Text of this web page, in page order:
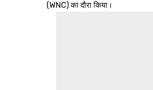
(WNC) का दौरा किया।